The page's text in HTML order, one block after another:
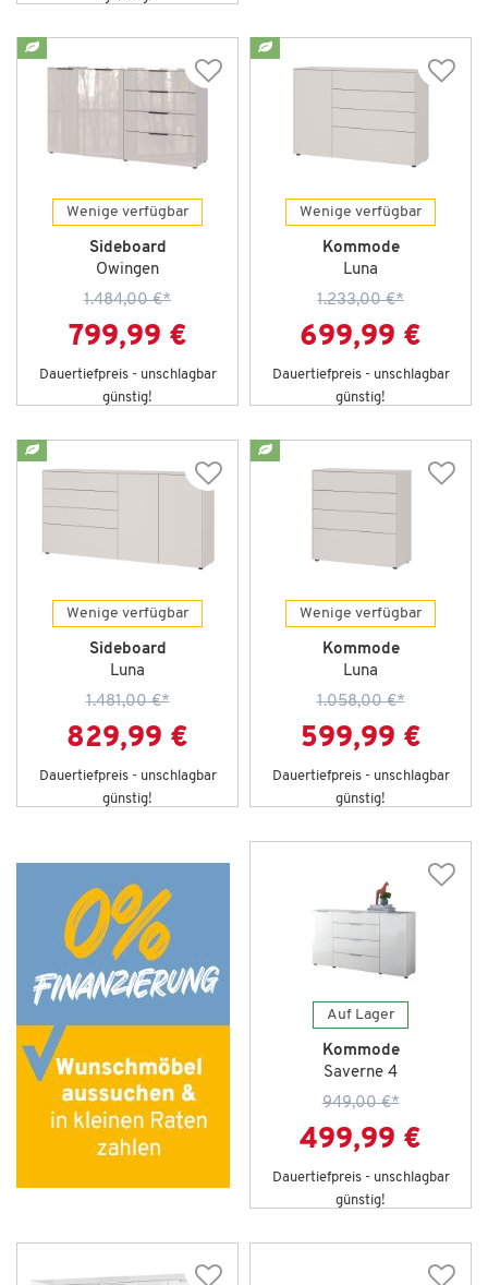
Wenige verfügbar
Sideboard
Owingen
1.484,00 €*
799,99 €
Dauertiefpreis - unschlagbar
günstig!
Wenige verfügbar
Kommode
Luna
1.233,00 €*
699,99 €
Dauertiefpreis - unschlagbar
günstig!
Wenige verfügbar
Sideboard
Luna
1.481,00 €*
829,99 €
Dauertiefpreis - unschlagbar
günstig!
Wenige verfügbar
Kommode
Luna
1.058,00 €*
599,99 €
Dauertiefpreis - unschlagbar
günstig!
Auf Lager
Kommode
Saverne 4
949,00 €*
499,99 €
Dauertiefpreis - unschlagbar
günstig!